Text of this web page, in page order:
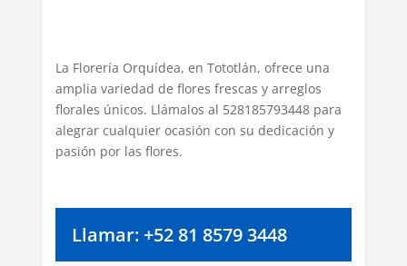
La Florería Orquídea, en Tototlán, ofrece una
amplia variedad de flores frescas y arreglos
florales únicos. Llámalos al 528185793448 para
alegrar cualquier ocasión con su dedicación y
pasión por las flores.
Llamar: +52 81 8579 3448